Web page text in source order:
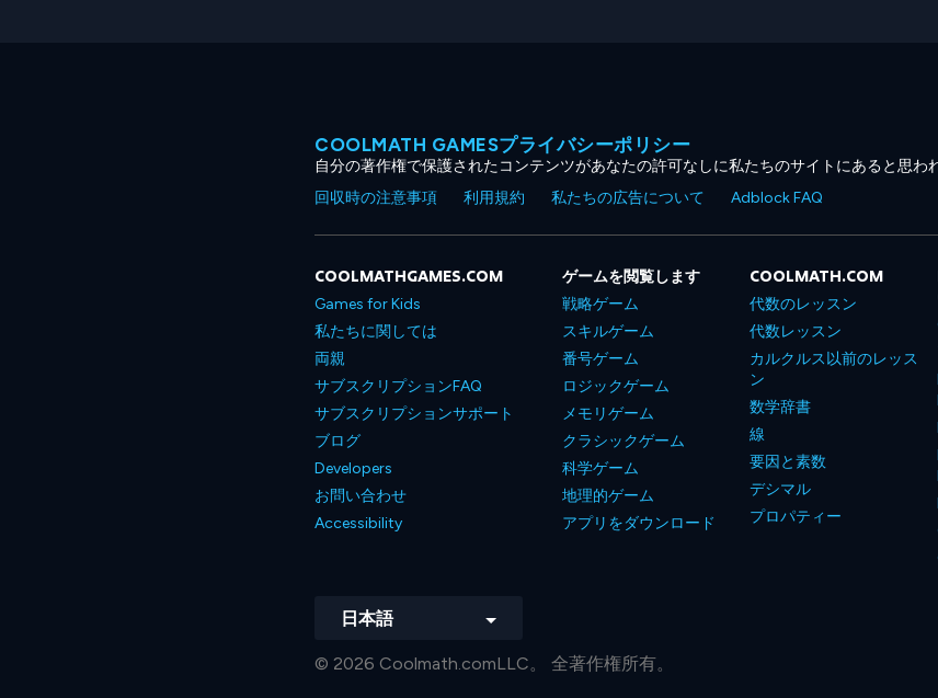
COOLMATH GAMESプライバシーポリシー
自分の著作権で保護されたコンテンツがあなたの許可なしに私たちのサイトにあると思わ
回収時の注意事項
利用規約 私たちの広告について Adblock FAQ
COOLMATHGAMES.COM
Games for Kids
私たちに関しては
両親
サブスクリプションFAQ
サブスクリプションサポート
ブログ
Developers
お問い合わせ
Accessibility
ゲームを閲覧します
戦略ゲーム
スキルゲーム
番号ゲーム
ロジックゲーム
メモリゲーム
クラシックゲーム
科学ゲーム
地理的ゲーム
アプリをダウンロード
COOLMATH.COM
代数のレッスン
代数レッスン
カルクルス以前のレッス
ン
数学辞書
線
要因と素数
デシマル
プロパティー
日本語
© 2026 Coolmath.comLLC。 全著作権所有。